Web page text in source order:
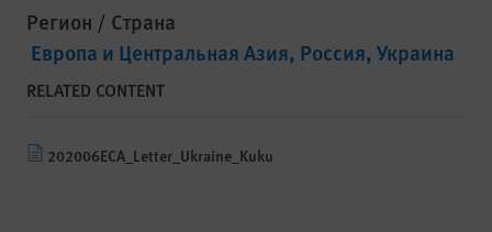
Регион / Страна
Европа и Центральная Азия Россия Украина
RELATED CONTENT
202006ECA_Letter_Ukraine_Kuku